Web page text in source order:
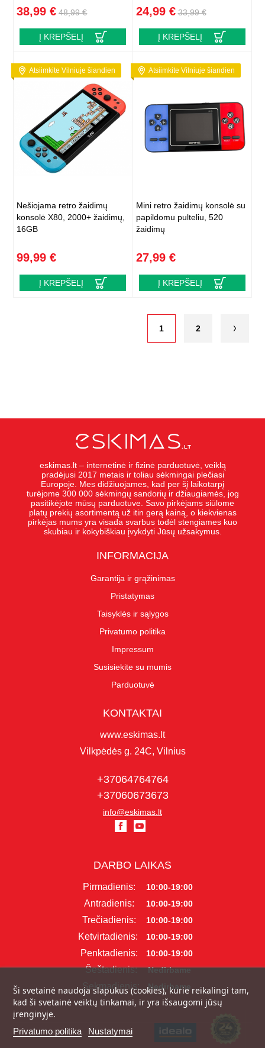
38,99 € 48,99 €
Į KREPŠELĮ
24,99 € 33,99 €
Į KREPŠELĮ
Atsiimkite Vilniuje šiandien
Nešiojama retro žaidimų
konsolė X80, 2000+ žaidimų,
16GB
99,99 €
Į KREPŠELĮ
Atsiimkite Vilniuje šiandien
Mini retro žaidimų konsolė su
papildomu pulteliu, 520
žaidimų
27,99 €
Į KREPŠELĮ
1 2
eskimas.lt – internetinė ir fizinė parduotuvė, veiklą
pradėjusi 2017 metais ir toliau sėkmingai plečiasi
Europoje. Mes didžiuojames, kad per šį laikotarpį
turėjome 300 000 sėkmingų sandorių ir džiaugiamės, jog
pasitikėjote mūsų parduotuve. Savo pirkėjams siūlome
platų prekių asortimentą už itin gerą kainą, o kiekvienas
pirkėjas mums yra visada svarbus todėl stengiames kuo
skubiau ir kokybiškiau įvykdyti Jūsų užsakymus.
INFORMACIJA
Garantija ir grąžinimas
Pristatymas
Taisyklės ir sąlygos
Privatumo politika
Impressum
Susisiekite su mumis
Parduotuvė
KONTAKTAI
www.eskimas.lt
Vilkpėdės g. 24C, Vilnius
+37064764764
+37060673673
info@eskimas.lt
DARBO LAIKAS
Pirmadienis: 10:00-19:00
Antradienis: 10:00-19:00
Trečiadienis: 10:00-19:00
Ketvirtadienis: 10:00-19:00
Penktadienis: 10:00-19:00
Šeštadienis: Nedirbame
Sekmadienis: Nedirbame
Ši svetainė naudoja slapukus (cookies), kurie reikalingi tam,
kad ši svetainė veiktų tinkamai, ir yra išsaugomi jūsų
įrenginyje.
Privatumo politika Nustatymai